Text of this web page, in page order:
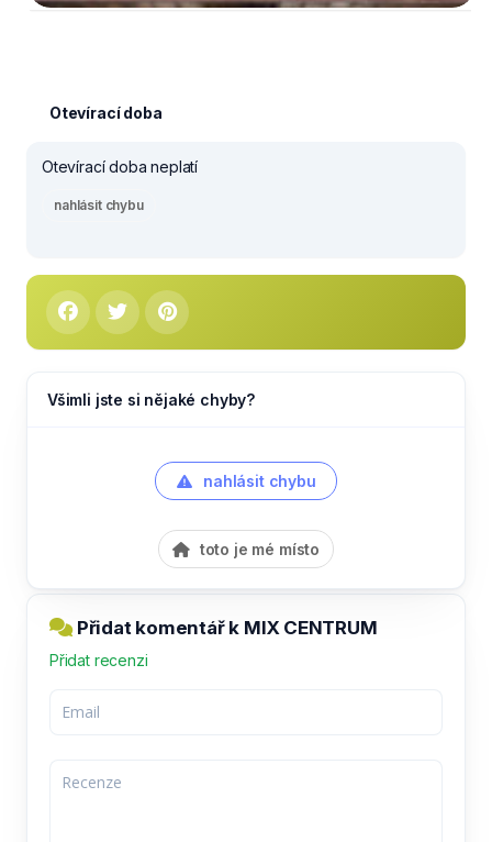
Otevírací doba
Otevírací doba neplatí
nahlásit chybu
Všimli jste si nějaké chyby?
nahlásit chybu
toto je mé místo
Přidat komentář k MIX CENTRUM
Přidat recenzi